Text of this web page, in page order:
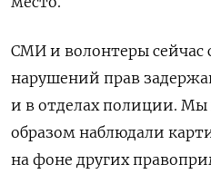
СМИ и волонтеры сейчас
нарушений прав
и в отделах полиции.
образом наблюдали
на фоне других